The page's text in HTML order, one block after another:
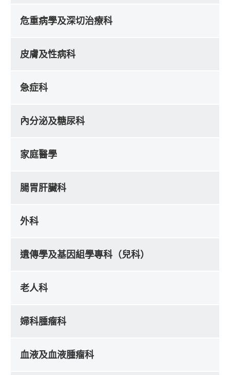
危重病學及深切治療科
皮膚及性病科
急症科
內分泌及糖尿科
家庭醫學
腸胃肝臟科
外科
遺傳學及基因組學專科（兒科）
老人科
婦科腫瘤科
血液及血液腫瘤科